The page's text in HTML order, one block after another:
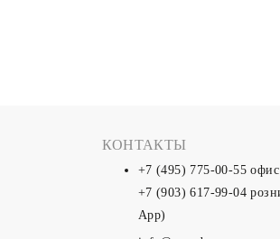
КОНТАКТЫ
+7 (495) 775-00-55
+7 (903) 617-99-04
App)